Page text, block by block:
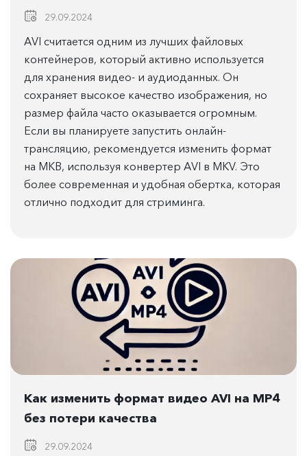
29.09.2024
AVI считается одним из лучших файловых
контейнеров, который активно используется
для хранения видео- и аудиоданных. Он
сохраняет высокое качество изображения, но
размер файла часто оказывается огромным.
Если вы планируете запустить онлайн-
трансляцию, рекомендуется изменить формат
на МКВ, используя конвертер AVI в MKV. Это
более современная и удобная обертка, которая
отлично подходит для стриминга.
Как изменить формат видео AVI на MP4
без потери качества
29.09.2024